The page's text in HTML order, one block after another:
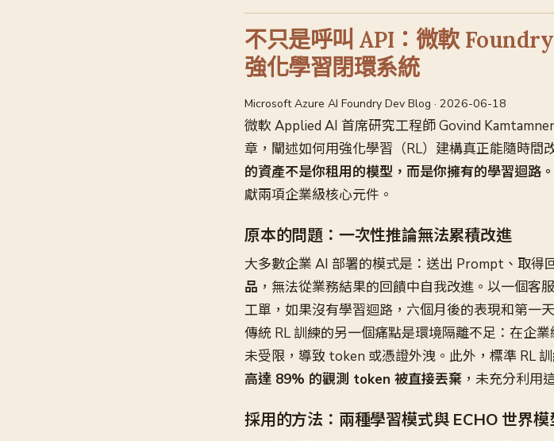
不只是呼叫 API：微軟
強化學習閉環系統
Microsoft Azure AI Foundry Dev Blog · 2026-06-18
微軟 Applied AI 首席研究工程師 Govind
章，闡述如何用強化學習（RL）建構真正能隨時間
的資產不是你租用的模型，而是你擁有的學習迴路。
獻兩項企業級核心元件。
原本的問題：一次性推論無法累積改進
大多數企業 AI 部署的模式是：送出 Prompt、取得
品 ，無法從業務結果的回饋中自我改進。以一個客
工單，如果沒有學習迴路，六個月後的表現和第一
傳統 RL 訓練的另一個痛點是環境隔離不足：在企
未受限，導致 token 或憑證外洩。此外，標準 RL
高達 89% 的觀測 token 被直接丟棄 ，未充分利用
採用的方法：兩種學習模式與 ECHO 世界模